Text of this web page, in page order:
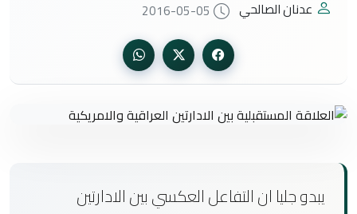
عدنان الصالحي 2016-05-05
يبدو جليا ان التفاعل العكسي بين الادارتين